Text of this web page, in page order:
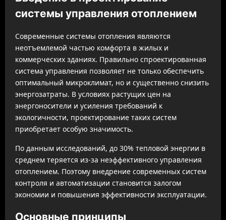
системы управления отоплением
Современные системы отопления являются
неотъемлемой частью комфорта в жилых и
коммерческих зданиях. Правильно спроектированная
система управления позволяет не только обеспечить
оптимальный микроклимат, но и существенно снизить
энергозатраты. В условиях растущих цен на
энергоносители и усиления требований к
экологичности, проектирование таких систем
приобретает особую значимость.
По данным исследований, до 30% тепловой энергии в
среднем теряется из-за неэффективного управления
отоплением. Поэтому внедрение современных систем
контроля и автоматизации становится залогом
экономии и повышения эффективности эксплуатации.
Основные принципы